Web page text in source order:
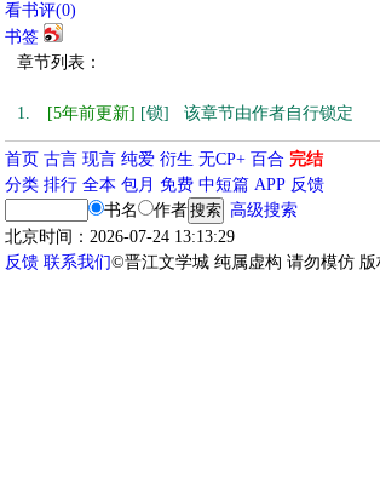
看书评(0)
书签
章节列表：
1.
[5年前更新] [锁] 该章节由作者自行锁定
首页 古言 现言 纯爱 衍生 无CP+ 百合 完结
分类 排行 全本 包月 免费 中短篇 APP 反馈
书名
作者
高级搜索
北京时间：2026-07-24 13:13:29
反馈 联系我们©晋江文学城 纯属虚构 请勿模仿